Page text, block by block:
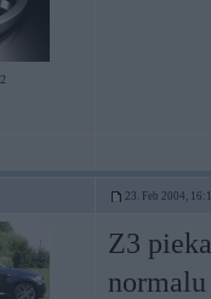
23. Feb 2004,
Z3